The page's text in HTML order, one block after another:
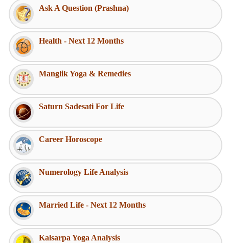
Ask A Question (Prashna)
Health - Next 12 Months
Manglik Yoga & Remedies
Saturn Sadesati For Life
Career Horoscope
Numerology Life Analysis
Married Life - Next 12 Months
Kalsarpa Yoga Analysis